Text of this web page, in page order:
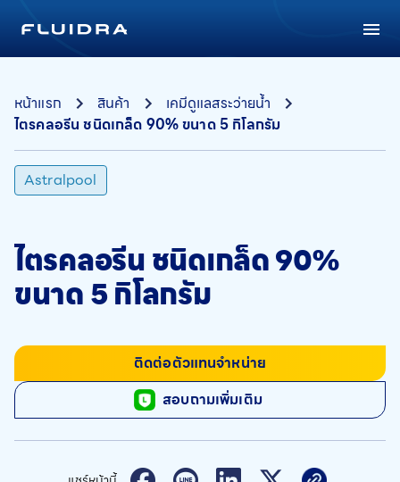
หน้าแรก สินค้า
เคมีดูแลสระว่ายน้ำ
ไตรคลอรีน ชนิดเกล็ด 90% ขนาด 5 กิโลกรัม
Astralpool
ไตรคลอรีน ชนิดเกล็ด 90%
ขนาด 5 กิโลกรัม
ติดต่อตัวแทนจำหน่าย
สอบถามเพิ่มเติม